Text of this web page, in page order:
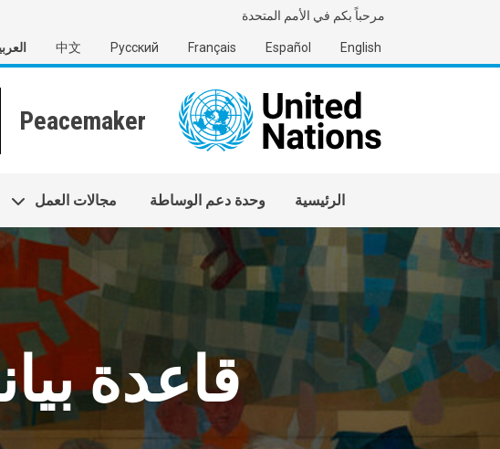
تجاوز إلى المحتوى الرئيسيمرحباً بكم في الأمم المتحدة
English
Español
Français
Русский
中文
Main navigation
الرئيسية وحدة دعم الوساطة مجالات العمل
قاعدة